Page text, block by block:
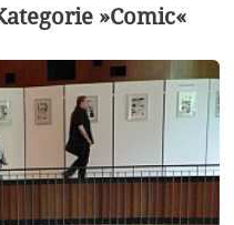
»Comic«